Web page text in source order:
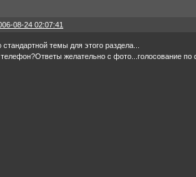
08-24 02:07:41
стандартной темы для этого раздела...
желательно с фото...голосование по